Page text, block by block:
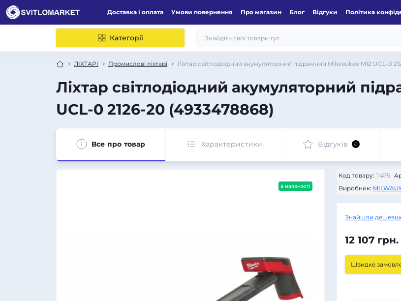
Доставка і оплата Умови повернення Про магазин Блог Відгуки Політика
Категорії
ЛІХТАРІ Промислові ліхтарі Ліхтар світлодіодний акумуляторний підрамний Milwaukee M12 UCL-0
Ліхтар світлодіодний акумуляторний
UCL-0 2126-20 (4933478868)
Все про товар Характеристики Відгуків 0
в наявності
Код товару: 11475
Виробник:
Знайшли
12 107 грн.
Швидке